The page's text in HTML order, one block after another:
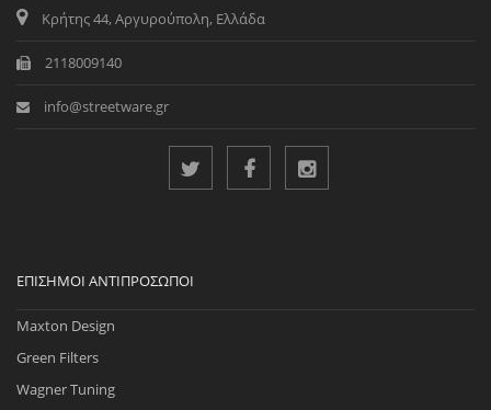
Κρήτης 44, Αργυρούπολη, Ελλάδα
2118009140
info@streetware.gr
ΕΠΊΣΗΜΟΙ ΑΝΤΙΠΡΌΣΩΠΟΙ
Maxton Design
Green Filters
Wagner Tuning